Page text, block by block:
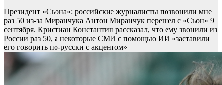
Президент «Сьона»: российские журналисты позвонили мне
раз 50 из-за Миранчука Антон Миранчук перешел с «Сьон» 9
сентября. Кристиан Константин рассказал, что ему звонили из
России раз 50, а некоторые СМИ с помощью ИИ «заставили
его говорить по-русски с акцентом»